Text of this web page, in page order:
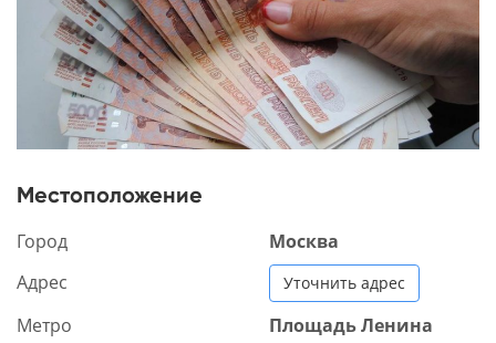
Местоположение
Город
Москва
Адрес
Уточнить адрес
Метро Площадь Ленина